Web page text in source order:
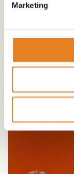
Marketing
HAPJES